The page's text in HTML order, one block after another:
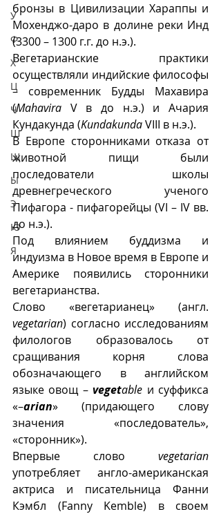
У
Ф
Х
Ц
Ч
Ш
Щ
Ы
Э
Ю
Я
бронзы в Цивилизации Хараппы и
Мохенджо-даро в долине реки Инд
(3300 – 1300 г.г. до н.э.).
Вегетарианские практики
осуществляли индийские философы
– современник Будды Махавира
(Mahavira V в до н.э.) и Ачария
Кундакунда (Kundakunda VIII в н.э.).
В Европе сторонниками отказа от
животной пищи были
последователи школы
древнегреческого ученого
Пифагора - пифагорейцы (VI – IV вв.
до н.э.).
Под влиянием буддизма и
индуизма в Новое время в Европе и
Америке появились сторонники
вегетарианства.
vegetarian) согласно исследованиям
филологов образовалось от
сращивания корня слова
обозначающего в английском
языке овощ – vegetable и суффикса
«–arian»
(придающего слову
значения «последователь»,
«сторонник»).
Впервые слово vegetarian
употребляет англо-американская
актриса и писательница Фанни
Кэмбл (Fanny Kemble) в своем